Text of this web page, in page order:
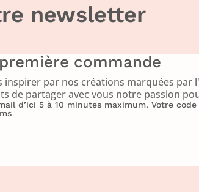
newsletter
commande
inspirer par nos créations marquées
de partager avec vous notre passion
d’ici 5 à 10 minutes maximum. Votre